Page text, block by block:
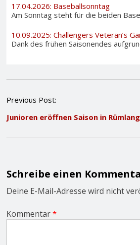
17.04.2026: Baseballsonntag
Am Sonntag steht für die beiden
10.09.2025: Challengers Veteran’s
Dank des frühen Saisonendes
P
s
n
i
g
a
o
Previous Post:
Junioren eröffnen Saison in Rümlang
Schreibe einen
Deine E-Mail-Adresse wird nicht
Kommentar*